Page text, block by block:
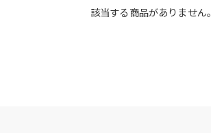
該当する商品がありません。